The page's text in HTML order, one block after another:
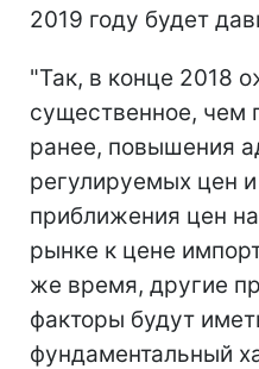
2019 году будет
"Так, в конце 2018
существенное, чем
ранее, повышения
регулируемых цен
приближения цен
рынке к цене
же время, другие
факторы будут
фундаментальный